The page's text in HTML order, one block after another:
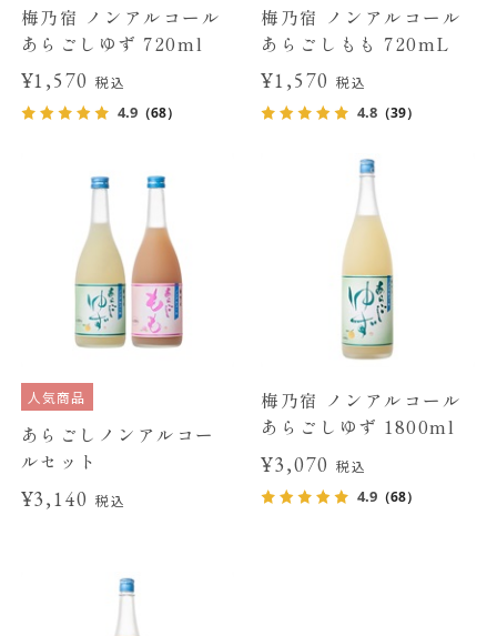
梅乃宿 ノンアルコール
あらごしゆず 720ml
¥1,570税込
4.9（68）
梅乃宿 ノンアルコール
あらごしもも 720mL
¥1,570 税込
4.8 （39）
人気商品
あらごしノンアルコー
ルセット
¥3,140税込
梅乃宿 ノンアルコール
あらごしゆず 1800ml
¥3,070 税込
4.9 （68）